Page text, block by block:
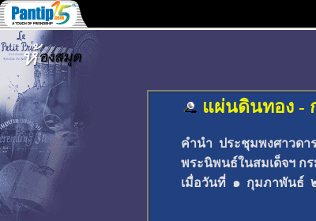
แผ่นดินทอง -
คำนำ ประชุมพงศาวดา
พระนิพนธ์ในสมเด็จฯ ก
เมื่อวันที่ ๑ กุมภาพันธ์